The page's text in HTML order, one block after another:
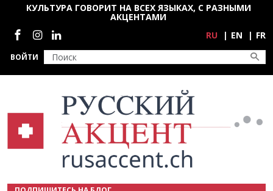
Перейти к основному содержанию
ВОЙТИ
КУЛЬТУРА ГОВОРИТ НА ВСЕХ ЯЗЫКАХ, С РАЗНЫМИ
АКЦЕНТАМИ
Социальные сети
RU EN FR